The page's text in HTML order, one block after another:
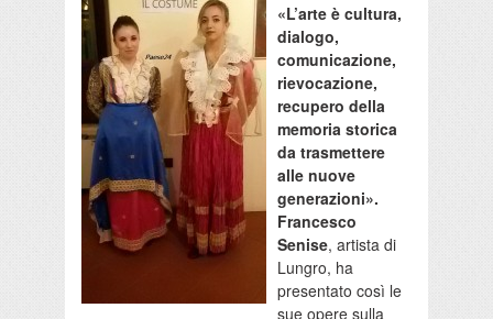
«L’arte è cultura,
dialogo,
comunicazione,
rievocazione,
recupero della
memoria storica
da trasmettere
alle nuove
generazioni».
Francesco
Senise, artista di
Lungro, ha
presentato così le
sue opere sulla